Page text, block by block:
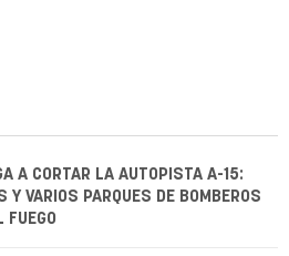
A CORTAR LA AUTOPISTA A-15:
Y VARIOS PARQUES DE BOMBEROS
FUEGO